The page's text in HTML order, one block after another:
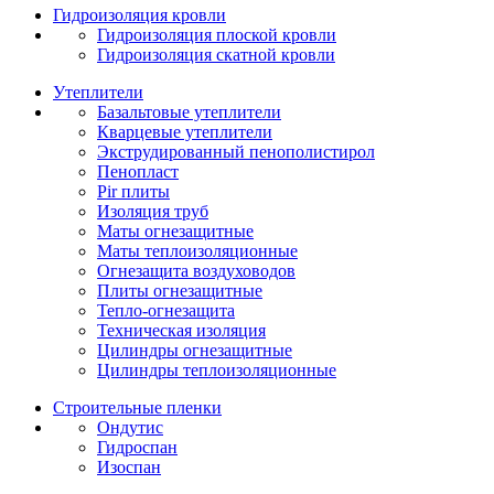
Гидроизоляция кровли
Гидроизоляция плоской кровли
Гидроизоляция скатной кровли
Утеплители
Базальтовые утеплители
Кварцевые утеплители
Экструдированный пенополистирол
Пенопласт
Pir плиты
Изоляция труб
Маты огнезащитные
Маты теплоизоляционные
Огнезащита воздуховодов
Плиты огнезащитные
Тепло-огнезащита
Техническая изоляция
Цилиндры огнезащитные
Цилиндры теплоизоляционные
Строительные пленки
Ондутис
Гидроспан
Изоспан